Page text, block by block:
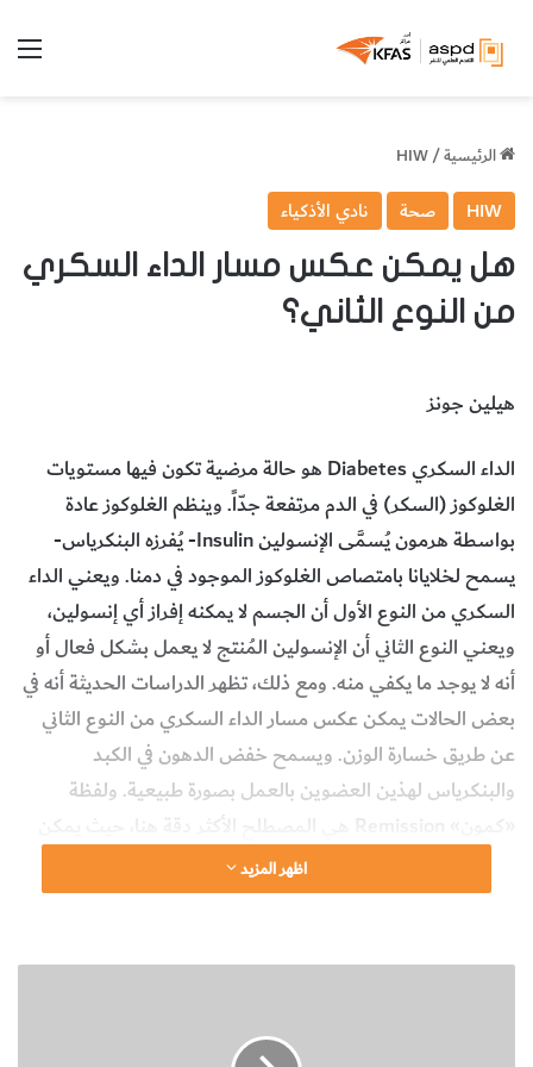
الرئيسية/
HIW
HIW صحة نادي الأذكياء
هل يمكن عكس مسار الداء السكري
من النوع الثاني؟
هيلين جونز
الداء السكري Diabetes هو حالة مرضية تكون فيها مستويات
الغلوكوز (السكر) في الدم مرتفعة جدّاً. وينظم الغلوكوز عادة
بواسطة هرمون يُسمَّى الإنسولين Insulin- يُفرزه البنكرياس-
يسمح لخلايانا بامتصاص الغلوكوز الموجود في دمنا. ويعني الداء
السكري من النوع الأول أن الجسم لا يمكنه إفراز أي إنسولين،
ويعني النوع الثاني أن الإنسولين المُنتج لا يعمل بشكل فعال أو
أنه لا يوجد ما يكفي منه. ومع ذلك، تظهر الدراسات الحديثة أنه في
بعض الحالات يمكن عكس مسار الداء السكري من النوع الثاني
عن طريق خسارة الوزن. ويسمح خفض الدهون في الكبد
والبنكرياس لهذين العضوين بالعمل بصورة طبيعية. ولفظة
«كمون» Remission هي المصطلح الأكثر دقة هنا، حيث يمكن
للداء السكري أن يعاود الظهور.اظهر المزيد